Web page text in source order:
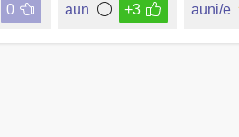
0 aun +3 auni/e